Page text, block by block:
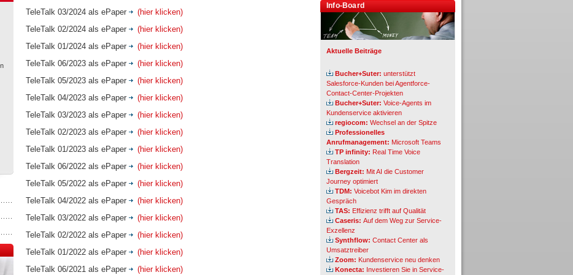
TeleTalk 03/2024 als ePaper
(hier klicken)
TeleTalk 02/2024 als ePaper
(hier klicken)
TeleTalk 01/2024 als ePaper
(hier klicken)
TeleTalk 06/2023 als ePaper
(hier klicken)
TeleTalk 05/2023 als ePaper
(hier klicken)
TeleTalk 04/2023 als ePaper
(hier klicken)
TeleTalk 03/2023 als ePaper
(hier klicken)
TeleTalk 02/2023 als ePaper
(hier klicken)
TeleTalk 01/2023 als ePaper
(hier klicken)
TeleTalk 06/2022 als ePaper
(hier klicken)
TeleTalk 05/2022 als ePaper
(hier klicken)
TeleTalk 04/2022 als ePaper
(hier klicken)
TeleTalk 03/2022 als ePaper
(hier klicken)
TeleTalk 02/2022 als ePaper
(hier klicken)
TeleTalk 01/2022 als ePaper
(hier klicken)
TeleTalk 06/2021 als ePaper
(hier klicken)
Info-Board
Aktuelle Beiträge
Bucher+Suter: unterstützt
Salesforce-Kunden bei Agentforce-
Contact-Center-Projekten
Bucher+Suter: Voice-Agents im
Kundenservice aktivieren
regiocom: Wechsel an der Spitze
Professionelles
Anrufmanagement: Microsoft Teams
TP infinity: Real Time Voice
Translation
Bergzeit: Mit AI die Customer
Journey optimiert
TDM: Voicebot Kim im direkten
Gespräch
TAS: Effizienz trifft auf Qualität
Caseris: Auf dem Weg zur Service-
Exzellenz
Synthflow: Contact Center als
Umsatztreiber
Zoom: Kundenservice neu denken
Konecta: Investieren Sie in Service-